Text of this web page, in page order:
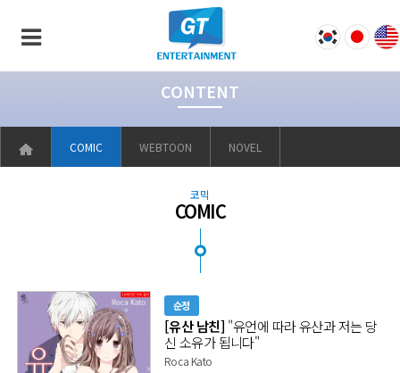
CONTENT
COMIC WEBTOON NOVEL
코믹
COMIC
순정
[유산 남친] "유언에 따라 유산과 저는 당
신 소유가 됩니다"
Roca Kato